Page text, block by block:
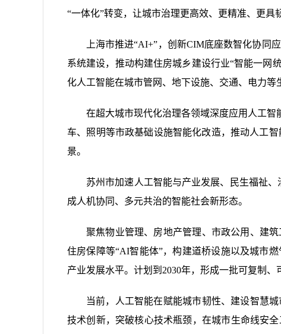
“一体化”转变，让城市治理更高效、更精准、更具
上海市推进“AI+”，创新CIM底座数智化协同
系统建设，推动构建住房城乡建设行业“智能一网
化人工智能在城市管网、地下设施、交通、电力等
在超大城市现代化治理各领域深度应用人工
车、照明等市政基础设施智能化改造，推动人工
景。
苏州市加速人工智能与产业发展、民生福祉
成人机协同、多元共治的智能社会新形态。
聚焦物业管理、房地产管理、市政公用、建
住房保障等“AI智能体”，构建道桥设施以及城市
产业发展水平。计划到2030年，形成一批可复制
当前，人工智能在赋能城市韧性、建设智慧
技术创新，突破核心技术瓶颈，在城市生命线安